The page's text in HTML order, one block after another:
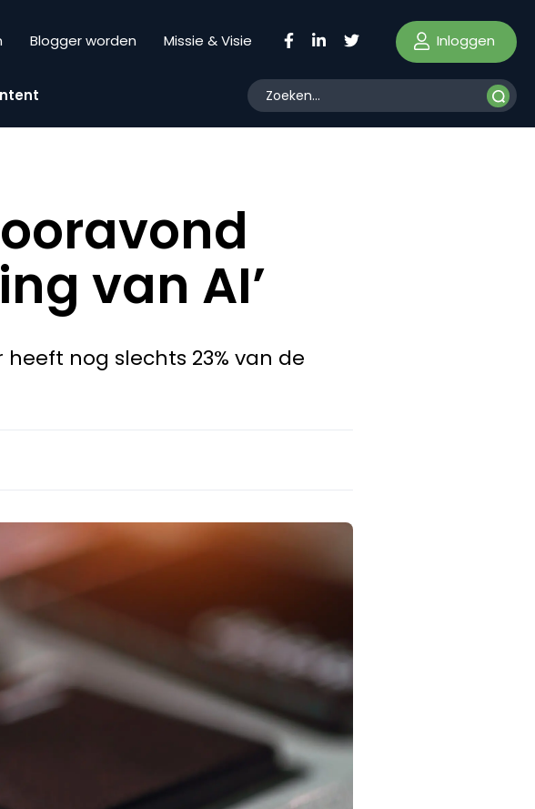
Blogger worden Missie & Visie Inloggen
van AI’
nog slechts 23% van de